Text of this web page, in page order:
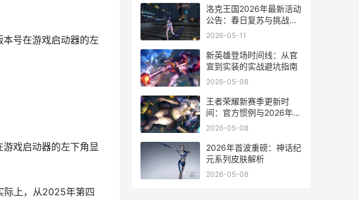
号在游戏启动器的左
戏启动器的左下角显
际上，从2025年第四
洛克王国2026年最新活动
公告：春日复苏与挑战更
新
2026-05-11
新英雄登场时间线：从官
宣到实装的实战避坑指南
2026-05-08
王者荣耀新赛季更新时
间：官方惯例与2026年具
体节点推测
2026-05-08
2026年首波重磅：神话纪
元系列皮肤解析
2026-05-08